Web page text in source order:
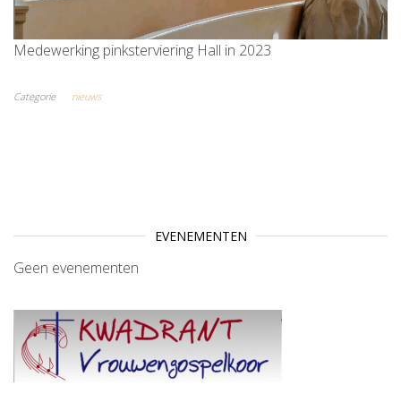
Medewerking pinksterviering Hall in 2023
Categorie nieuws
EVENEMENTEN
Geen evenementen